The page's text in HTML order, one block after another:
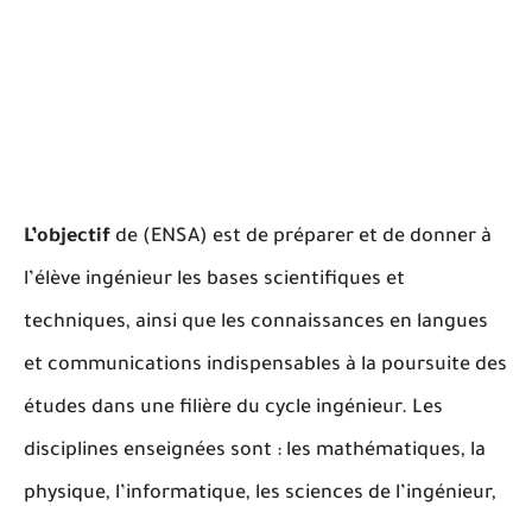
L’objectif de (ENSA) est de préparer et de donner à
l’élève ingénieur les bases scientifiques et
techniques, ainsi que les connaissances en langues
et communications indispensables à la poursuite des
études dans une filière du cycle ingénieur. Les
disciplines enseignées sont : les mathématiques, la
physique, l’informatique, les sciences de l’ingénieur,